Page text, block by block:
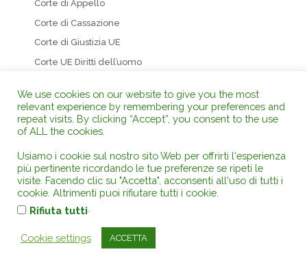
Corte di Appello
Corte di Cassazione
Corte di Giustizia UE
Corte UE Diritti dell’uomo
Giustizia Tributaria
T. A. R.
Tribunali di Merito
Categorie – Tag
231
Acqua – Inquinamento idrico
Agricoltura e zootecnia
We use cookies on our website to give you the most
relevant experience by remembering your preferences and
repeat visits. By clicking “Accept”, you consent to the use
of ALL the cookies.
Usiamo i cookie sul nostro sito Web per offrirti l'esperienza
più pertinente ricordando le tue preferenze se ripeti le
visite. Facendo clic su "Accetta", acconsenti all'uso di tutti i
cookie. Altrimenti puoi rifiutare tutti i cookie.
Rifiuta tutti
Cookie settings ACCETTA